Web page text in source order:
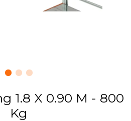
1.8 X 0.90 M - 800
Kg